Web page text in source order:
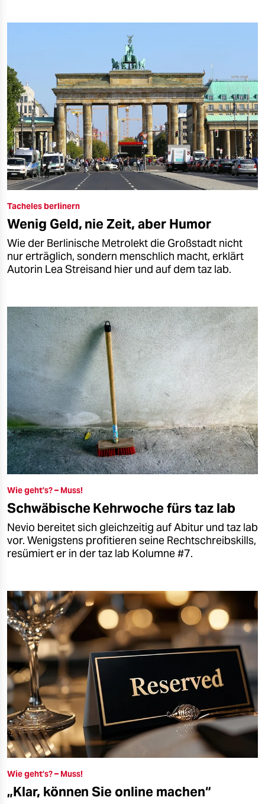
Tacheles berlinern
Wenig Geld, nie Zeit, aber Humor
Wie der Berlinische Metrolekt die Großstadt nicht
nur erträglich, sondern menschlich macht, erklärt
Autorin Lea Streisand hier und auf dem taz lab.
Wie geht's? – Muss!
Schwäbische Kehr­woche fürs taz lab
Nevio bereitet sich gleichzeitig auf Abitur und taz lab
vor. Wenigstens profitieren seine Rechtschreibskills,
resümiert er in der taz lab Kolumne #7.
Wie geht’s? – Muss!
„Klar, können Sie online machen“